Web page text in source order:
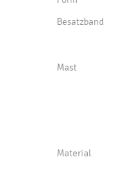
Besatzband
Mast
Material